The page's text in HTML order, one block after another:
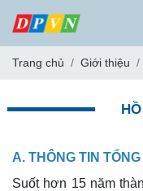
Trang chủ Giới thiệu
A. THÔNG TIN TỔNG
Suốt hơn 15 năm